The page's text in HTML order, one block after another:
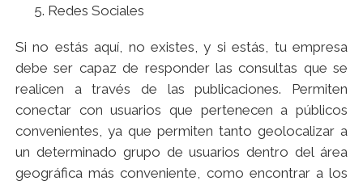
Redes Sociales
Si no estás aquí, no existes, y si estás, tu empresa
debe ser capaz de responder las consultas que se
realicen a través de las publicaciones. Permiten
conectar con usuarios que pertenecen a públicos
convenientes, ya que permiten tanto geolocalizar a
un determinado grupo de usuarios dentro del área
geográfica más conveniente, como encontrar a los